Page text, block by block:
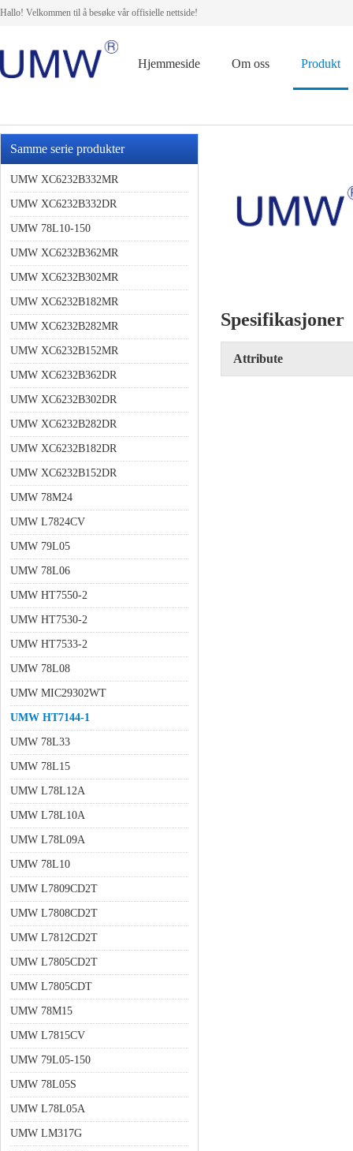
Hallo! Velkommen til å besøke vår offisielle nettside!
Hjemmeside Om oss Produkt
Samme serie produkter
UMW XC6232B332MR
UMW XC6232B332DR
UMW 78L10-150
UMW XC6232B362MR
UMW XC6232B302MR
UMW XC6232B182MR
UMW XC6232B282MR
UMW XC6232B152MR
UMW XC6232B362DR
UMW XC6232B302DR
UMW XC6232B282DR
UMW XC6232B182DR
UMW XC6232B152DR
UMW 78M24
UMW L7824CV
UMW 79L05
UMW 78L06
UMW HT7550-2
UMW HT7530-2
UMW HT7533-2
UMW 78L08
UMW MIC29302WT
UMW HT7144-1
UMW 78L33
UMW 78L15
UMW L78L12A
UMW L78L10A
UMW L78L09A
UMW 78L10
UMW L7809CD2T
UMW L7808CD2T
UMW L7812CD2T
UMW L7805CD2T
UMW L7805CDT
UMW 78M15
UMW L7815CV
UMW 79L05-150
UMW 78L05S
UMW L78L05A
UMW LM317G
Spesifikasjoner
Attribute